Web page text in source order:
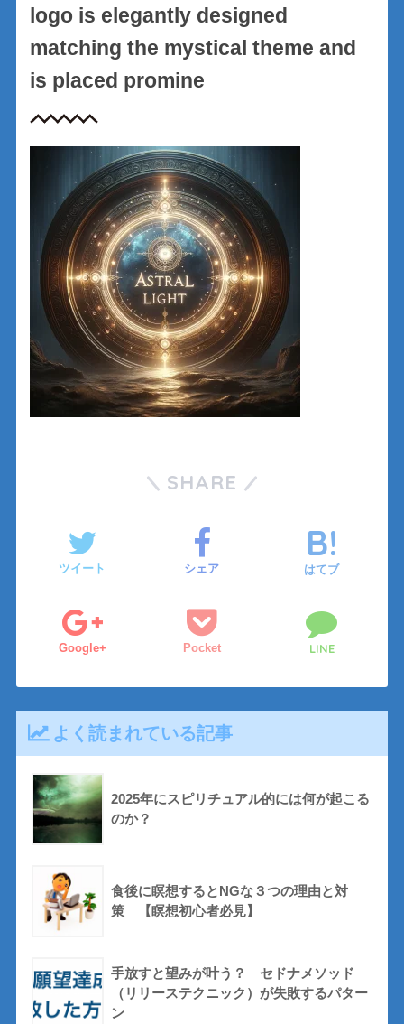
logo is elegantly designed
matching the mystical theme and
is placed promine
SHARE
ツイート シェア はてブ
Google+ Pocket LINE
よく読まれている記事
2025年にスピリチュアル的には何が起こる
のか？
食後に瞑想するとNGな３つの理由と対
策 【瞑想初心者必見】
手放すと望みが叶う？ セドナメソッド
（リリーステクニック）が失敗するパター
ン